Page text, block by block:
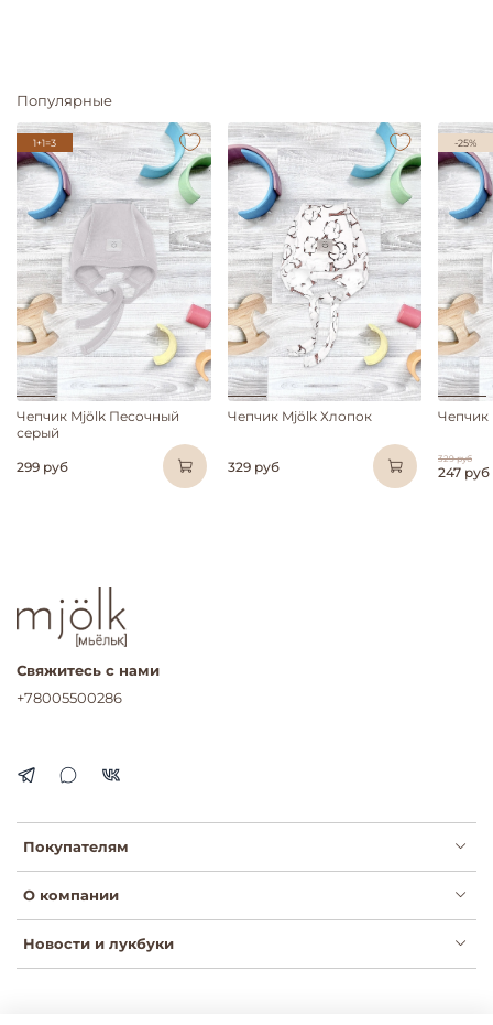
Популярные
1+1=3
Чепчик Mjölk Песочный
серый
299 руб
Чепчик Mjölk Хлопок
329 руб
-25%
Чепчик
329 руб
247 руб
Покупателям
О компании
Новости и лукбуки
Свяжитесь с нами
+78005500286